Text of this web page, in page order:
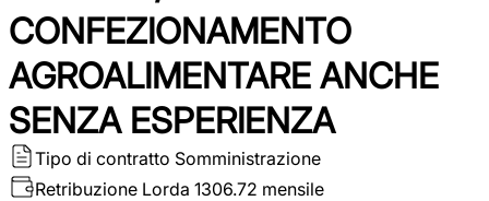
CONFEZIONAMENTO
AGROALIMENTARE ANCHE
SENZA ESPERIENZA
Tipo di contratto Somministrazione
Retribuzione Lorda 1306.72 mensile